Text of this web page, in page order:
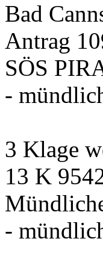
Bad
Antrag
SÖS
-
3 Klage
13 K
-